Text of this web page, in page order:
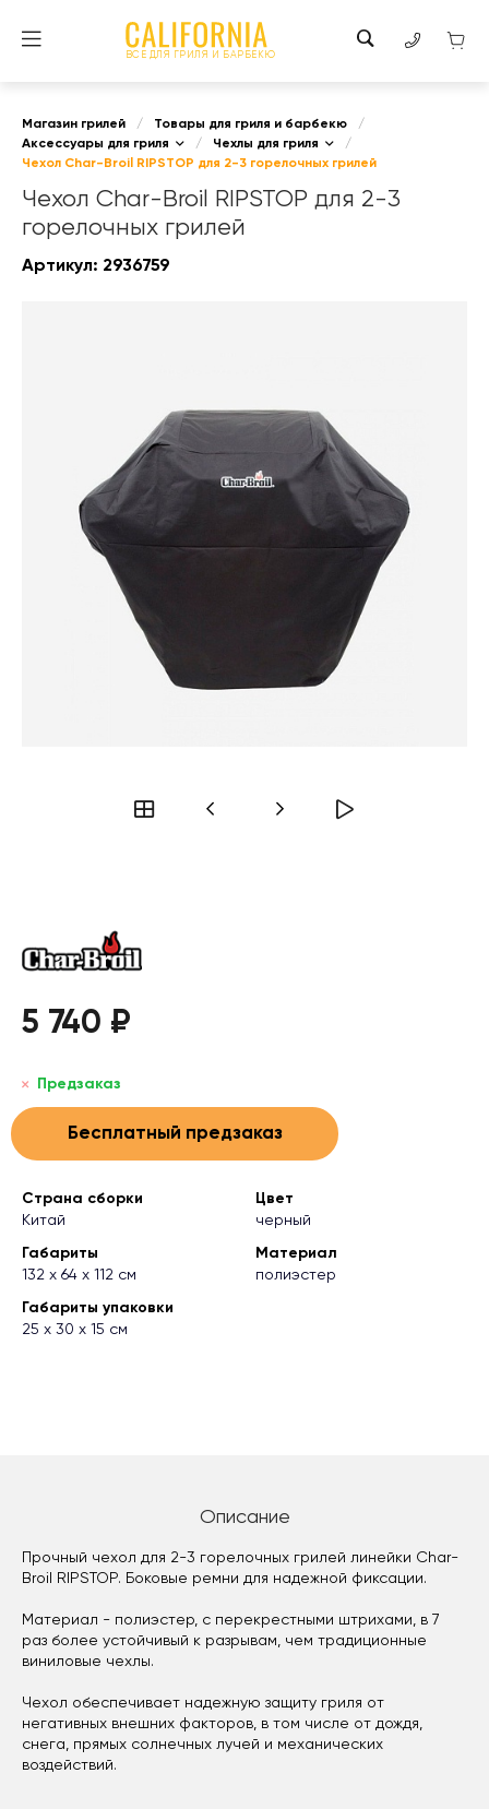
ВСЕ ДЛЯ ГРИЛЯ И БАРБЕКЮ
Магазин грилей / Товары для гриля и барбекю
/
Аксессуары для гриля
/ Чехлы для гриля
/
Чехол Char-Broil RIPSTOP для 2-3 горелочных грилей
Чехол Char-Broil RIPSTOP для 2-3
горелочных грилей
Артикул: 2936759
5 740 ₽
Предзаказ
Бесплатный предзаказ
Страна сборки
Китай
Цвет
черный
Габариты
132 х 64 х 112 см
Материал
полиэстер
Габариты упаковки
25 х 30 х 15 см
Описание
Прочный чехол для 2-3 горелочных грилей линейки Char-
Broil RIPSTOP. Боковые ремни для надежной фиксации.
Материал - полиэстер, с перекрестными штрихами, в 7
раз более устойчивый к разрывам, чем традиционные
виниловые чехлы.
Чехол обеспечивает надежную защиту гриля от
негативных внешних факторов, в том числе от дождя,
снега, прямых солнечных лучей и механических
воздействий.